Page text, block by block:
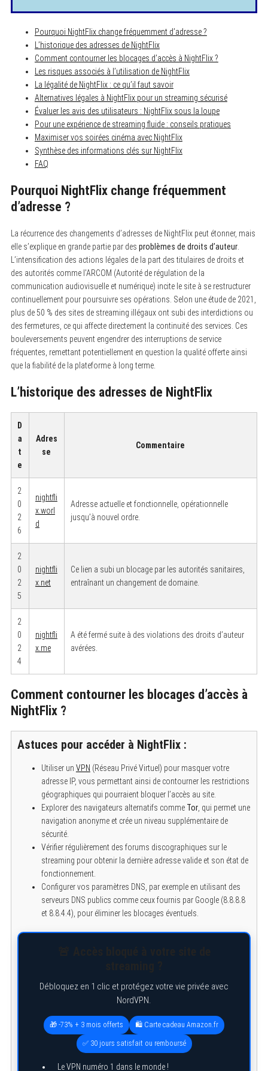
Pourquoi NightFlix change fréquemment d’adresse ?
L’historique des adresses de NightFlix
Comment contourner les blocages d’accès à NightFlix ?
Les risques associés à l’utilisation de NightFlix
La légalité de NightFlix : ce qu’il faut savoir
Alternatives légales à NightFlix pour un streaming sécurisé
Évaluer les avis des utilisateurs : NightFlix sous la loupe
Pour une expérience de streaming fluide : conseils pratiques
Maximiser vos soirées cinéma avec NightFlix
Synthèse des informations clés sur NightFlix
FAQ
Pourquoi NightFlix change fréquemment
d’adresse ?
La récurrence des changements d’adresses de NightFlix peut étonner, mais
elle s’explique en grande partie par des problèmes de droits d’auteur.
L’intensification des actions légales de la part des titulaires de droits et
des autorités comme l’ARCOM (Autorité de régulation de la
communication audiovisuelle et numérique) incite le site à se restructurer
continuellement pour poursuivre ses opérations. Selon une étude de 2021,
plus de 50 % des sites de streaming illégaux ont subi des interdictions ou
des fermetures, ce qui affecte directement la continuité des services. Ces
bouleversements peuvent engendrer des interruptions de service
fréquentes, remettant potentiellement en question la qualité offerte ainsi
que la fiabilité de la plateforme à long terme.
L’historique des adresses de NightFlix
D
a
t
e
Adres
se
Commentaire
2
0
2
6
nightfli
x.worl
d
Adresse actuelle et fonctionnelle, opérationnelle
jusqu’à nouvel ordre.
2
0
2
5
nightfli
x.net
Ce lien a subi un blocage par les autorités sanitaires,
entraînant un changement de domaine.
2
0
2
4
nightfli
x.me
A été fermé suite à des violations des droits d’auteur
avérées.
Comment contourner les blocages d’accès à
NightFlix ?
Astuces pour accéder à NightFlix :
Utiliser un VPN (Réseau Privé Virtuel) pour masquer votre
adresse IP, vous permettant ainsi de contourner les restrictions
géographiques qui pourraient bloquer l’accès au site.
Explorer des navigateurs alternatifs comme Tor, qui permet une
navigation anonyme et crée un niveau supplémentaire de
sécurité.
Vérifier régulièrement des forums discographiques sur le
streaming pour obtenir la dernière adresse valide et son état de
fonctionnement.
Configurer vos paramètres DNS, par exemple en utilisant des
serveurs DNS publics comme ceux fournis par Google (8.8.8.8
et 8.8.4.4), pour éliminer les blocages éventuels.
Débloquez en 1 clic et protégez votre vie privée avec
NordVPN.
🎁 -73% + 3 mois offerts 🛍️ Carte cadeau Amazon.fr
✅ 30 jours satisfait ou remboursé
Le VPN numéro 1 dans le monde !